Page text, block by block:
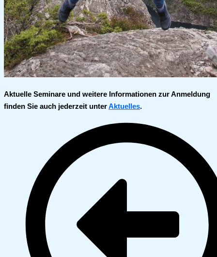
Aktuelle Seminare und weitere Informationen zur Anmeldung
finden Sie auch jederzeit unterAktuelles.